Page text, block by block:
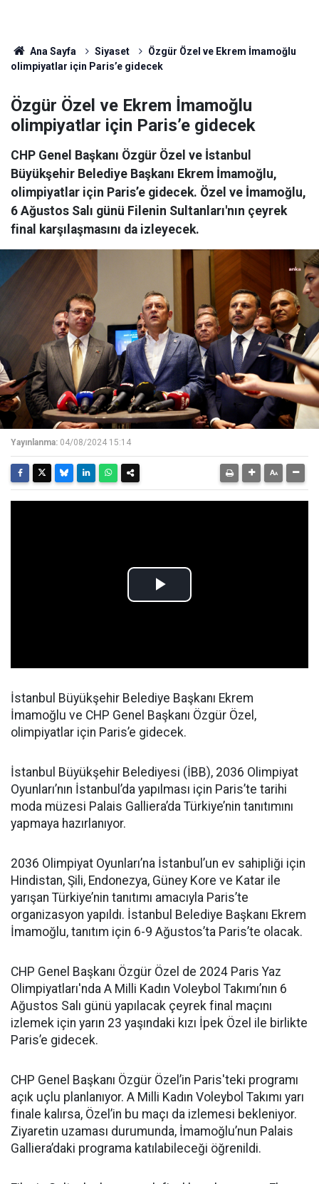
Ana Sayfa Siyaset
Özgür Özel ve Ekrem İmamoğlu
olimpiyatlar için Paris’e gidecek
Özgür Özel ve Ekrem İmamoğlu
olimpiyatlar için Paris’e gidecek
CHP Genel Başkanı Özgür Özel ve İstanbul
Büyükşehir Belediye Başkanı Ekrem İmamoğlu,
olimpiyatlar için Paris’e gidecek. Özel ve İmamoğlu,
6 Ağustos Salı günü Filenin Sultanları'nın çeyrek
final karşılaşmasını da izleyecek.
Yayınlanma: 04/08/2024 15:14
İstanbul Büyükşehir Belediye Başkanı Ekrem
İmamoğlu ve CHP Genel Başkanı Özgür Özel,
olimpiyatlar için Paris’e gidecek.
İstanbul Büyükşehir Belediyesi (İBB), 2036 Olimpiyat
Oyunları’nın İstanbul’da yapılması için Paris’te tarihi
moda müzesi Palais Galliera’da Türkiye’nin tanıtımını
yapmaya hazırlanıyor.
2036 Olimpiyat Oyunları’na İstanbul’un ev sahipliği için
Hindistan, Şili, Endonezya, Güney Kore ve Katar ile
yarışan Türkiye’nin tanıtımı amacıyla Paris’te
organizasyon yapıldı. İstanbul Belediye Başkanı Ekrem
İmamoğlu, tanıtım için 6-9 Ağustos’ta Paris’te olacak.
CHP Genel Başkanı Özgür Özel de 2024 Paris Yaz
Olimpiyatları'nda A Milli Kadın Voleybol Takımı’nın 6
Ağustos Salı günü yapılacak çeyrek final maçını
izlemek için yarın 23 yaşındaki kızı İpek Özel ile birlikte
Paris’e gidecek.
CHP Genel Başkanı Özgür Özel’in Paris'teki programı
açık uçlu planlanıyor. A Milli Kadın Voleybol Takımı yarı
finale kalırsa, Özel’in bu maçı da izlemesi bekleniyor.
Ziyaretin uzaması durumunda, İmamoğlu’nun Palais
Galliera’daki programa katılabileceği öğrenildi.